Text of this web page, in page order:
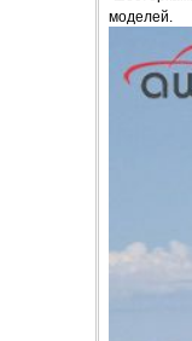
моделей.